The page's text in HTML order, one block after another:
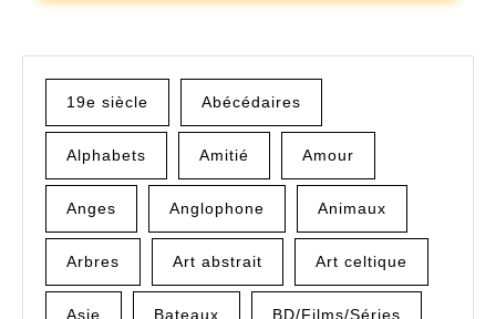
19e siècle Abécédaires
Alphabets Amitié Amour
Anges Anglophone Animaux
Arbres Art abstrait Art celtique
Asie Bateaux BD/Films/Séries